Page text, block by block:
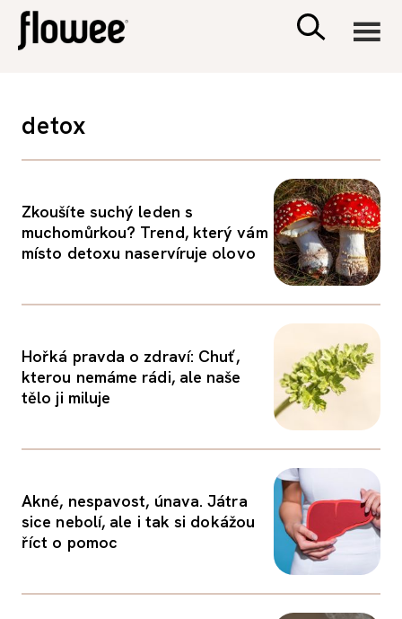
PSYCHOLOGIE
RODINA A DĚTI
PORADNA
detox
Zkoušíte suchý leden s
muchomůrkou? Trend, který vám
místo detoxu naservíruje olovo
Hořká pravda o zdraví: Chuť,
kterou nemáme rádi, ale naše
tělo ji miluje
Akné, nespavost, únava. Játra
sice nebolí, ale i tak si dokážou
říct o pomoc